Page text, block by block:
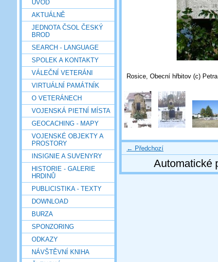
ÚVOD
AKTUÁLNĚ
JEDNOTA ČSOL ČESKÝ
BROD
SEARCH - LANGUAGE
SPOLEK A KONTAKTY
VÁLEČNÍ VETERÁNI
VIRTUÁLNÍ PAMÁTNÍK
O VETERÁNECH
VOJENSKÁ PIETNÍ MÍSTA
GEOCACHING - MAPY
VOJENSKÉ OBJEKTY A
PROSTORY
INSIGNIE A SUVENYRY
HISTORIE - GALERIE
HRDINŮ
PUBLICISTIKA - TEXTY
DOWNLOAD
BURZA
SPONZORING
ODKAZY
NÁVŠTĚVNÍ KNIHA
Rosice, Obecní hřbitov (c)
← Předchozí
Automatické